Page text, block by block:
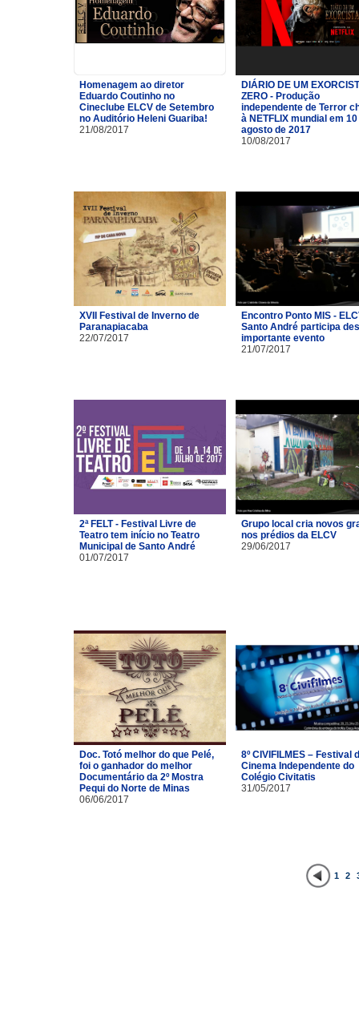
Homenagem ao diretor
Eduardo Coutinho no
Cineclube ELCV de Setembro
no Auditório Heleni Guariba!
21/08/2017
DIÁRIO DE UM
ZERO - Produção
independente de Terror
à NETFLIX mundial em
agosto de 2017
10/08/2017
XVII Festival de Inverno de
Paranapiacaba
22/07/2017
Encontro Ponto MIS -
Santo André participa
importante evento
21/07/2017
2ª FELT - Festival Livre de
Teatro tem início no Teatro
Municipal de Santo André
01/07/2017
Grupo local cria novos
nos prédios da ELCV
29/06/2017
Doc. Totó melhor do que Pelé,
foi o ganhador do melhor
Documentário da 2º Mostra
Pequi do Norte de Minas
06/06/2017
8º CIVIFILMES – Festival
Cinema Independente do
Colégio Civitatis
31/05/2017
1 2